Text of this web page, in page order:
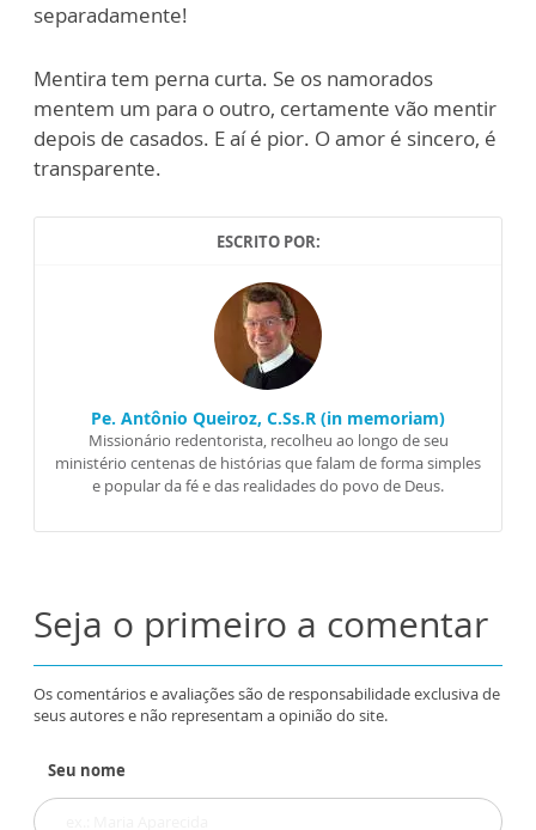
separadamente!
Mentira tem perna curta. Se os namorados
mentem um para o outro, certamente vão mentir
depois de casados. E aí é pior. O amor é sincero, é
transparente.
ESCRITO POR:
Pe. Antônio Queiroz, C.Ss.R (in memoriam)
Missionário redentorista, recolheu ao longo de seu
ministério centenas de histórias que falam de forma simples
e popular da fé e das realidades do povo de Deus.
Seja o primeiro a comentar
Os comentários e avaliações são de responsabilidade exclusiva de
seus autores e não representam a opinião do site.
Seu nome